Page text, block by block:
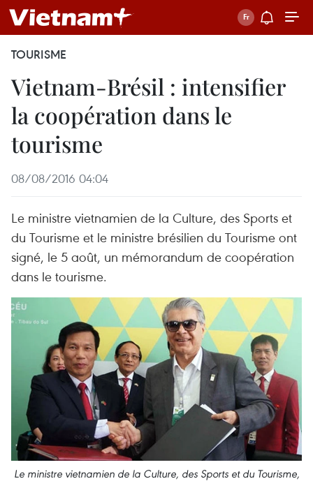
TOURISME
Vietnam-Brésil : intensifier
la coopération dans le
tourisme
08/08/2016 04:04
Le ministre vietnamien de la Culture, des Sports et
du Tourisme et le ministre brésilien du Tourisme ont
signé, le 5 août, un mémorandum de coopération
dans le tourisme.
Le ministre vietnamien de la Culture, des Sports et du Tourisme,